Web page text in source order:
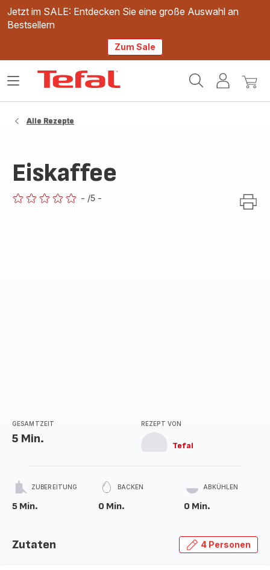
Jetzt im SALE: Entdecken Sie eine große Auswahl an
Bestsellern
Zum Sale
Mein
Mein
Das
Alle Rezepte
Eiskaffee
- /5 -
GESAMTZEIT
5 Min.
REZEPT VON
Tefal
ZUBEREITUNG
5 Min.
BACKEN
0 Min.
ABKÜHLEN
0 Min.
Zutaten 4 Personen